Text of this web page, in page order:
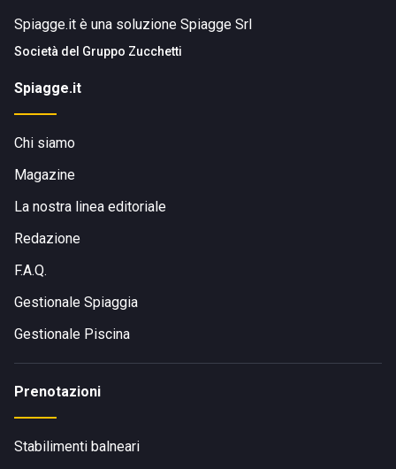
Spiagge.it è una soluzione Spiagge Srl
Società del Gruppo Zucchetti
Spiagge.it
Chi siamo
Magazine
La nostra linea editoriale
Redazione
F.A.Q.
Gestionale Spiaggia
Gestionale Piscina
Prenotazioni
Stabilimenti balneari